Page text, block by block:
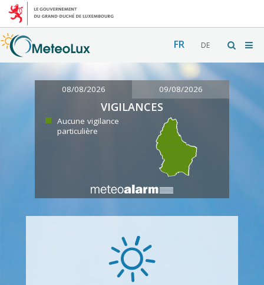
FR DE
08/08/2026 09/08/2026
VIGILANCES
Aucune vigilance
particulière